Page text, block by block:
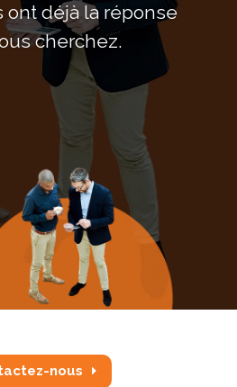
ont déjà la réponse
cherchez.
nous